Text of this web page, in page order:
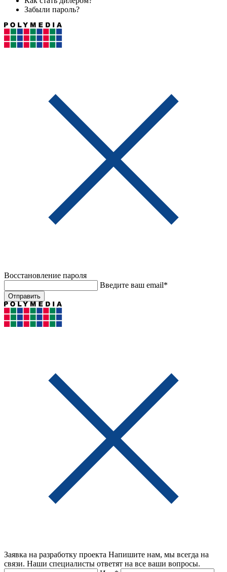
Забыли пароль?
Восстановление пароля
Введите ваш email*
Отправить
Заявка на разработку проекта Напишите нам, мы всегда на
связи. Наши специалисты ответят на все ваши вопросы.